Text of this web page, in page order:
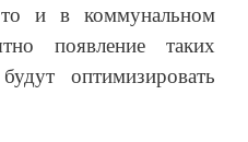
и в коммунальном
появление таких
оптимизировать